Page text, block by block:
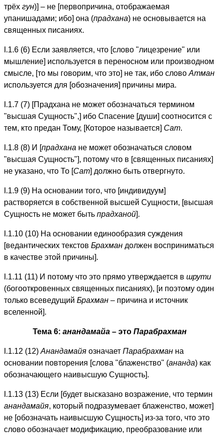
трёх гун)] – не [первопричина, отображаемая
упанишадами; ибо] она (прадхана) не основывается на
священных писаниях.
I.1.6 (6) Если заявляется, что [слово "лицезрение" или
мышление] используется в переносном или производном
смысле, [то мы говорим, что это] не так, ибо слово Атман
используется для [обозначения] причины мира.
I.1.7 (7) [Прадхана не может обозначаться термином
"высшая Сущность",] ибо Спасение [души] соотносится с
тем, кто предан Тому, [Которое называется] Сат.
I.1.8 (8) И [прадхана не может обозначаться словом
"высшая Сущность"], потому что в [священных писаниях]
не указано, что То [Сат] должно быть отвергнуто.
I.1.9 (9) На основании того, что [индивидуум]
растворяется в собственной высшей Сущности, [высшая
Сущность не может быть прадханой].
I.1.10 (10) На основании единообразия суждения
[ведантических текстов Брахман должен восприниматься
в качестве этой причины].
I.1.11 (11) И потому что это прямо утверждается в шрути
(богооткровенных священных писаниях), [и поэтому один
только всеведущий Брахман – причина и источник
вселенной].
Тема 6: анандамайа– это Парабрахман
I.1.12 (12) Анандамайя означает Парабрахман на
основании повторения [слова "блаженство" (ананда) как
обозначающего наивысшую Сущность].
I.1.13 (13) Если [будет высказано возражение, что термин
анандамайя, который подразумевает блаженство, может]
не [обозначать наивысшую Сущность] из-за того, что это
слово обозначает модификацию, преобразование или